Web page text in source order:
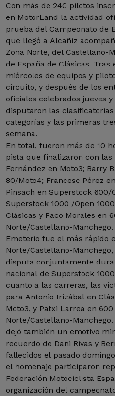
Con más de 240 pilotos
en MotorLand la actividad
prueba del Campeonato de
que llegó a Alcañiz
Zona Norte, del Castellano-
de España de Clásicas. Tras
miércoles de equipos y
circuito, y después de los
oficiales celebrados jueves
disputaron las
categorías y las primeras
semana.
En total, fueron más de 10
pista que finalizaron con las
Fernández en Moto3; Barry
80/Moto4; Francesc Pérez
Pinsach en Superstock 600/
Superstock 1000 /Open
Clásicas y Paco Morales en
Norte/Castellano-
Emeterio fue el más rápido
Norte/Castellano-
disputa conjuntamente
nacional de Superstock
cuanto a las carreras, las
para Antonio Irizábal en
Moto3, y Patxi Larrea en 600
Norte/Castellano-
dejó también un emotivo
recuerdo de Dani Rivas y
fallecidos el pasado
el homenaje participaron
Federación Motociclista
organización del